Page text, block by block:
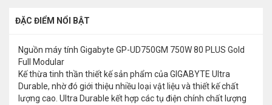
ĐẶC ĐIỂM NỔI BẬT
Nguồn máy tính Gigabyte GP-UD750GM 750W 80 PLUS Gold
Full Modular
Kế thừa tinh thần thiết kế sản phẩm của GIGABYTE Ultra
Durable, nhờ đó giới thiệu nhiều loại vật liệu và thiết kế chất
lượng cao. Ultra Durable kết hợp các tụ điện chính chất lượng